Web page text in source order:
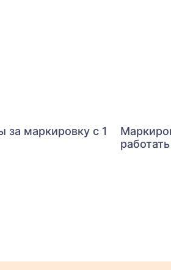
за маркировку с 1